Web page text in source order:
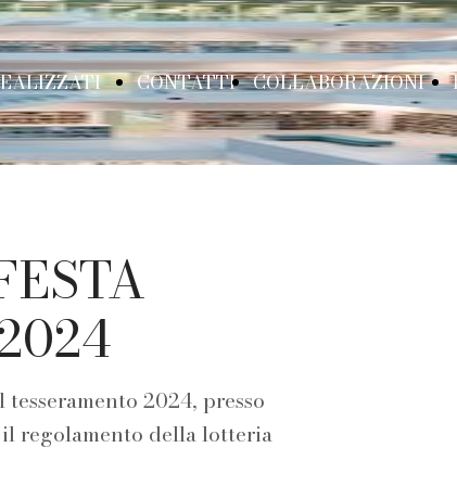
E OSSA
DI
CONTATTI COLLABORAZIONI
2024, presso
regolamento della lotteria